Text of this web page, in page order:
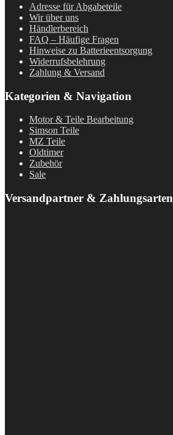
Adresse für Abgabeteile
Wir über uns
Händlerbereich
FAQ – Häufige Fragen
Hinweise zu Batterieentsorgung
Widerrufsbelehrung
Zahlung & Versand
Kategorien & Navigation
Motor & Teile Bearbeitung
Simson Teile
MZ Teile
Oldtimer
Zubehör
Sale
Versandpartner & Zahlungsarten